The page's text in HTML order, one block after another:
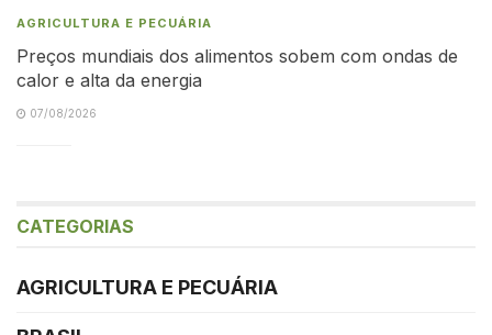
AGRICULTURA E PECUÁRIA
Preços mundiais dos alimentos sobem com ondas de
calor e alta da energia
07/08/2026
CATEGORIAS
AGRICULTURA E PECUÁRIA